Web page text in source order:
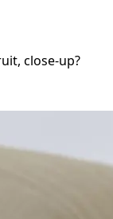
close-up?